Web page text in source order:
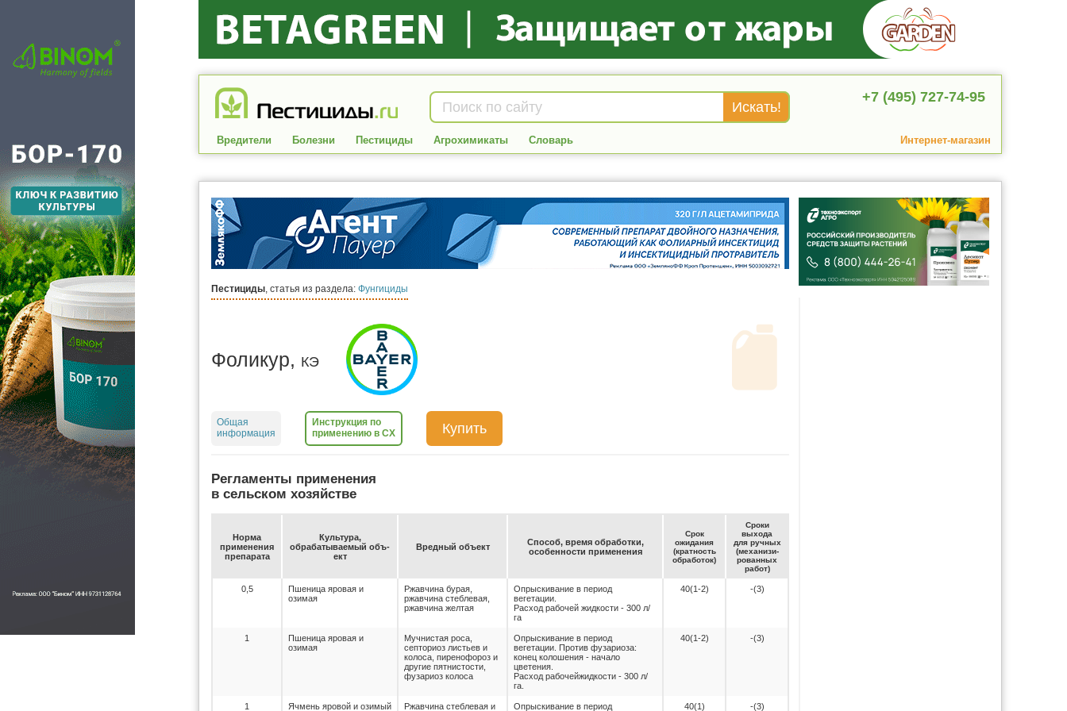
+7 (495) 727-74-95
Вредители Болезни Пестициды Агрохимикаты Словарь Интернет-магазин
Пестициды, статья из раздела: Фунгициды
Фоликур, КЭ
Общая
информация
Инструкция по
применению в СХ
Купить
Регламенты применения
в сельском хозяйстве
Нор­ма
при­ме­не­ния
пре­па­ра­та
Куль­ту­ра,
об­ра­ба­ты­ва­емый объ­
ект
Вред­ный объ­ект
Спо­соб, вре­мя об­ра­бот­ки,
осо­бен­нос­ти при­ме­не­ния
Срок
ожи­да­ния
(крат­ность
об­ра­бо­ток)
Сро­ки
вы­хо­да
для руч­ных
(ме­ха­ни­зи­
ро­ван­ных
ра­бот)
0,5
Пшеница яровая и
озимая
Ржавчина бурая,
ржавчина стеблевая,
ржавчина желтая
Опрыскивание в период
вегетации.
Расход рабочей жидкости - 300 л/
га
40(1-2) -(3)
1
Пшеница яровая и
озимая
Мучнистая роса,
септориоз листьев и
колоса, пиренофороз и
другие пятнистости,
фузариоз колоса
Опрыскивание в период
вегетации. Против фузариоза:
конец колошения - начало
цветения.
Расход рабочейжидкости - 300 л/
га.
40(1-2) -(3)
1 Ячмень яровой и озимый
Ржавчина стеблевая и
Опрыскивание в период
40(1) -(3)